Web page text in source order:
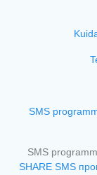
SMS
SMS
SHARE SMS